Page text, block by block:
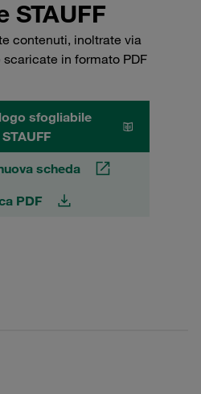
STAUFF
contenuti, inoltrate via
in formato PDF
sfogliabile
scheda
PDF